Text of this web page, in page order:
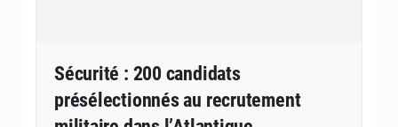
Sécurité : 200 candidats
présélectionnés au recrutement